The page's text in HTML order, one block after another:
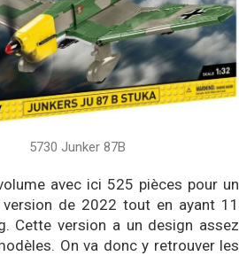
5730 Junker 87B
avec ici 525 pièces pour un
de 2022 tout en ayant 11
Cette version a un design assez
On va donc y retrouver les